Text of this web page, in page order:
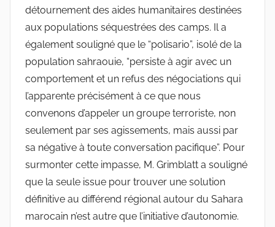
détournement des aides humanitaires destinées
aux populations séquestrées des camps. Il a
également souligné que le “polisario”, isolé de la
population sahraouie, “persiste à agir avec un
comportement et un refus des négociations qui
l’apparente précisément à ce que nous
convenons d’appeler un groupe terroriste, non
seulement par ses agissements, mais aussi par
sa négative à toute conversation pacifique”. Pour
surmonter cette impasse, M. Grimblatt a souligné
que la seule issue pour trouver une solution
définitive au différend régional autour du Sahara
marocain n’est autre que l’initiative d’autonomie.